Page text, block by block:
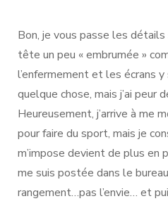
Bon, je vous passe les
tête un peu « embrumée »
l’enfermement et les écrans
quelque chose, mais j’ai peur
Heureusement, j’arrive à me
pour faire du sport, mais je
m’impose devient de plus en
me suis postée dans le
rangement…pas l’envie… et